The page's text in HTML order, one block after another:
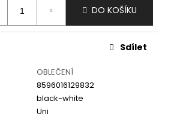
DO KOŠÍKU
OBLEČENÍ
8596016129832
black-white
Uni
Sdílet